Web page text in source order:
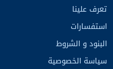
تعرف علينا
استفسارات
البنود و الشروط
سياسة الخصوصية